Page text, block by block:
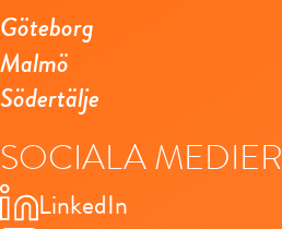
Göteborg
Malmö
Södertälje
SOCIALA MEDIER
LinkedIn